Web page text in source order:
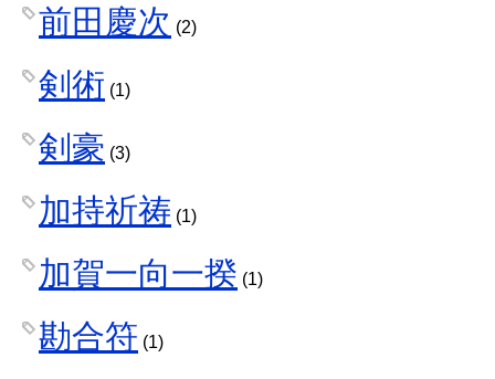
前田慶次 (2)
剣術 (1)
剣豪 (3)
加持祈祷 (1)
加賀一向一揆 (1)
勘合符 (1)